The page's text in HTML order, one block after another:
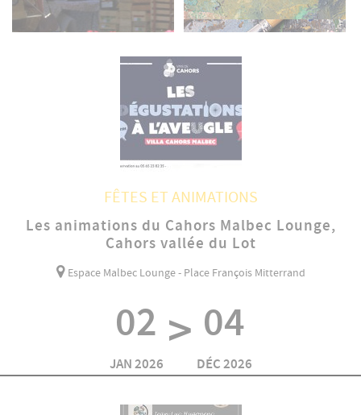
FÊTES ET ANIMATIONS
Les animations du Cahors Malbec Lounge,
Cahors vallée du Lot
Espace Malbec Lounge - Place François Mitterrand
02
JAN 2026 > 04
DÉC 2026